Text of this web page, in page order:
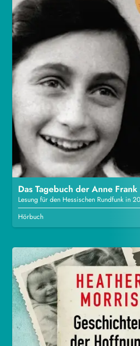
Das Tagebuch der Anne Frank
Lesung für den Hessischen Rundfunk in
Hörbuch